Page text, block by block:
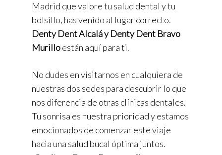
Madrid que valore tu salud dental y tu
bolsillo, has venido al lugar correcto.
Denty Dent Alcalá y Denty Dent Bravo
Murilloestán aquí para ti.
No dudes en visitarnos en cualquiera de
nuestras dos sedes para descubrir lo que
nos diferencia de otras clínicas dentales.
Tu sonrisa es nuestra prioridad y estamos
emocionados de comenzar este viaje
hacia una salud bucal óptima juntos.